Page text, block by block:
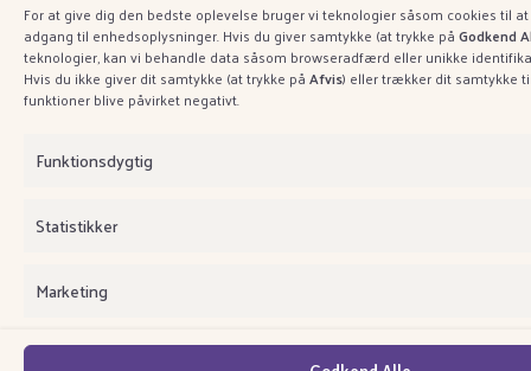
For at give dig den bedste oplevelse bruger vi teknologier såsom cookies til
adgang til enhedsoplysninger. Hvis du giver samtykke (at trykke påGodkend
teknologier, kan vi behandle data såsom browseradfærd eller unikke
Hvis du ikke giver dit samtykke (at trykke påAfvis) eller trækker dit samtykke
funktioner blive påvirket negativt.
Funktionsdygtig
Statistikker
Marketing